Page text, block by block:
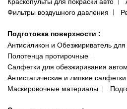
Краскопульты для покраски авто
Фильтры воздушного давления
Подготовка поверхности :
Антисиликон и Обезжириватель для
Полотенца протирочные
Салфетки для обезжиривания
Антистатические и липкие
Маскировочные материалы